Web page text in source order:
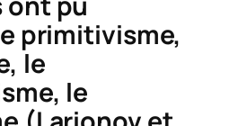
primitivisme,
le
le